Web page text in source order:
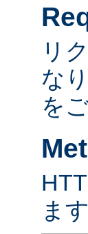
リ
な
を
ま